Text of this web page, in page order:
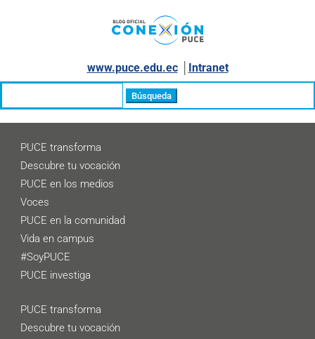
www.puce.edu.ec│ Intranet
PUCE transforma
Descubre tu vocación
PUCE en los medios
Voces
PUCE en la comunidad
Vida en campus
#SoyPUCE
PUCE investiga
PUCE transforma
Descubre tu vocación